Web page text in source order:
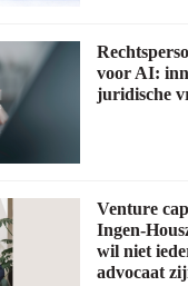
voor AI:
juridische
Venture
Ingen-
wil niet
advocaat